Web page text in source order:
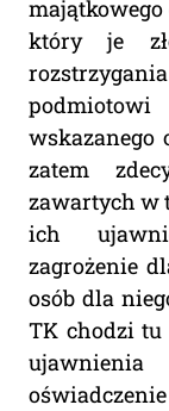
który je
wskazanego
zatem
zawartych w
ich
zagrożenie
osób dla
TK chodzi
ujawnienia